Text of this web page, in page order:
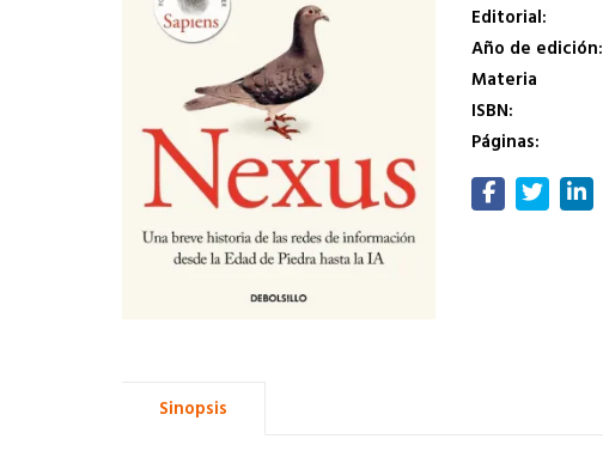
Editorial:
Año de edición:
Materia
ISBN:
Páginas:
Sinopsis